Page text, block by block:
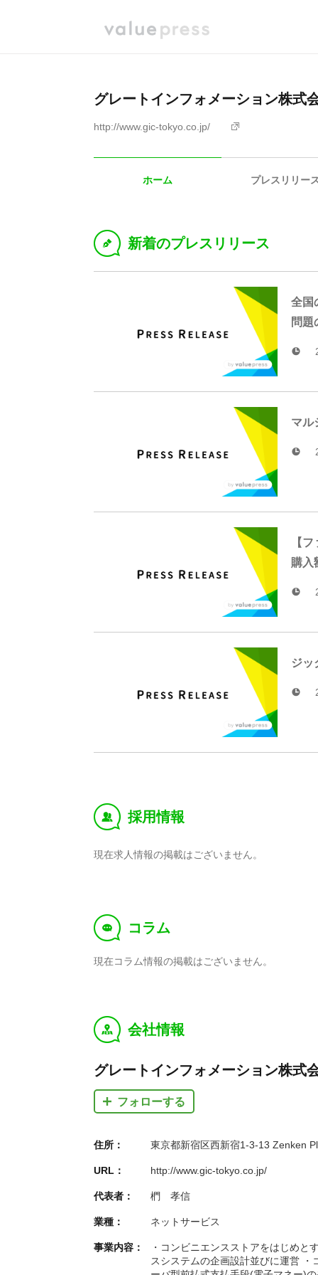
グレートインフォメーション株式
http://www.gic-tokyo.co.jp/
ホーム プレスリリー
D 新着のプレスリリース
全国
問題
マル
【
購入
ジッ
‰ 採用情報
現在求人情報の掲載はございません。
f コラム
現在コラム情報の掲載はございません。
y 会社情報
グレートインフォメーション株式
フォローする
住所： 東京都新宿区西新宿1-3-13 Zenken
URL： http://www.gic-tokyo.co.jp/
代表者： 椚 孝信
業種： ネットサービス
事業内容：
・コンビニエンスストアをはじめと
スシステムの企画設計並びに運営